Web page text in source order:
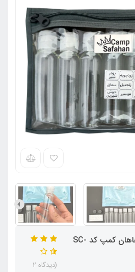
نظم دهنده سفری صفاهان کمپ کد SC-
(دیدگاه 2